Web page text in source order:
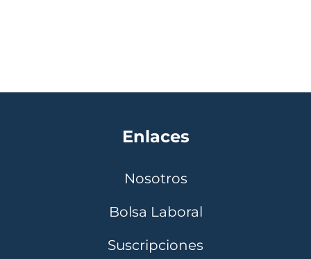
Enlaces
Nosotros
Bolsa Laboral
Suscripciones